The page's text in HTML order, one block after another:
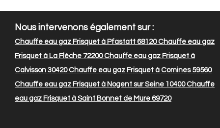
Nous intervenons également sur :
Chauffe eau gaz Frisquet à Pfastatt 68120Chauffe eau gaz
Frisquet à La Flèche 72200Chauffe eau gaz Frisquet à
Calvisson 30420Chauffe eau gaz Frisquet à Comines 59560
Chauffe eau gaz Frisquet à Nogent sur Seine 10400Chauffe
eau gaz Frisquet à Saint Bonnet de Mure 69720